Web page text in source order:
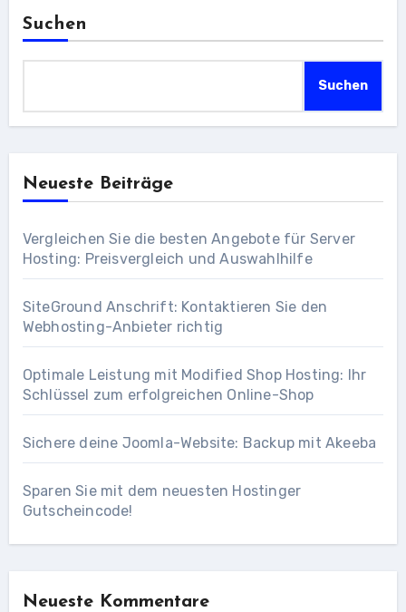
Suchen
Suchen
Neueste Beiträge
Vergleichen Sie die besten Angebote für Server
Hosting: Preisvergleich und Auswahlhilfe
SiteGround Anschrift: Kontaktieren Sie den
Webhosting-Anbieter richtig
Optimale Leistung mit Modified Shop Hosting: Ihr
Schlüssel zum erfolgreichen Online-Shop
Sichere deine Joomla-Website: Backup mit Akeeba
Sparen Sie mit dem neuesten Hostinger
Gutscheincode!
Neueste Kommentare